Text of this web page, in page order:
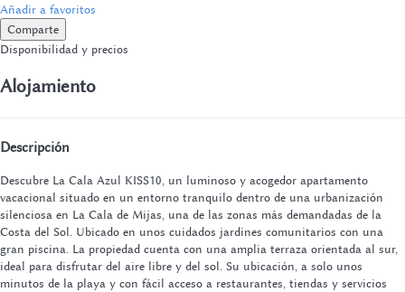
Añadir a favoritos
Comparte
Disponibilidad y precios
Alojamiento
Descripción
Descubre La Cala Azul KISS10, un luminoso y acogedor apartamento
vacacional situado en un entorno tranquilo dentro de una urbanización
silenciosa en La Cala de Mijas, una de las zonas más demandadas de la
Costa del Sol. Ubicado en unos cuidados jardines comunitarios con una
gran piscina. La propiedad cuenta con una amplia terraza orientada al sur,
ideal para disfrutar del aire libre y del sol. Su ubicación, a solo unos
minutos de la playa y con fácil acceso a restaurantes, tiendas y servicios